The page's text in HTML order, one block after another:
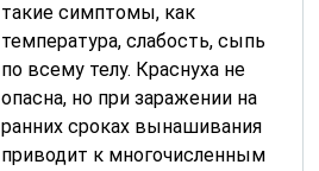
такие симптомы, как
температура, слабость, сыпь
по всему телу. Краснуха не
опасна, но при заражении на
ранних сроках вынашивания
приводит к многочисленным